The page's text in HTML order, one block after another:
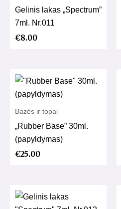
Gelinis lakas „Spectrum”
7ml. Nr.011
€8.00
Bazės ir topai
„Rubber Base” 30ml.
(papyldymas)
€25.00